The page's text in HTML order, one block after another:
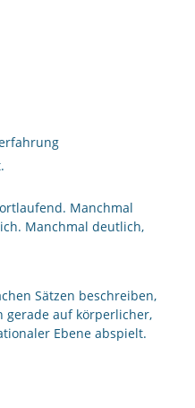
Manchmal
Manchmal deutlich,
Sätzen beschreiben,
gerade auf körperlicher,
Ebene abspielt.